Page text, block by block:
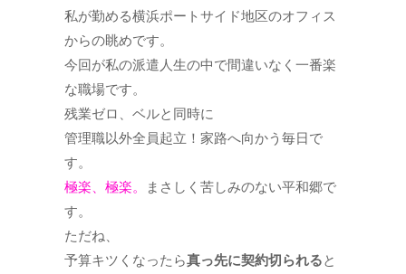
私が勤める横浜ポートサイド地区のオフィス
からの眺めです。
今回が私の派遣人生の中で間違いなく一番楽
な職場です。
残業ゼロ、ベルと同時に
管理職以外全員起立！家路へ向かう毎日で
す。
極楽、極楽。
まさしく苦しみのない平和郷で
す。
ただね、
予算キツくなったら真っ先に契約切られると